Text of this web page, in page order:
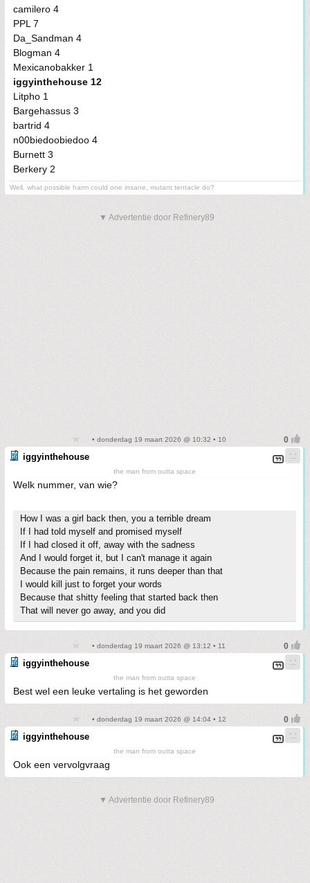
camilero 4
PPL 7
Da_Sandman 4
Blogman 4
Mexicanobakker 1
iggyinthehouse 12
Litpho 1
Bargehassus 3
bartrid 4
n00biedoobiedoo 4
Burnett 3
Berkery 2
Well, what possible harm could one insane, mutant tentacle do?
▼ Advertentie door Refinery89
• donderdag 19 maart 2026 @ 10:32 • 10
iggyinthehouse
the man from outta space
Welk nummer, van wie?
How I was a girl back then, you a terrible dream
If I had told myself and promised myself
If I had closed it off, away with the sadness
And I would forget it, but I can't manage it again
Because the pain remains, it runs deeper than that
I would kill just to forget your words
Because that shitty feeling that started back then
That will never go away, and you did
• donderdag 19 maart 2026 @ 13:12 • 11
iggyinthehouse
the man from outta space
Best wel een leuke vertaling is het geworden
• donderdag 19 maart 2026 @ 14:04 • 12
iggyinthehouse
the man from outta space
Ook een vervolgvraag
▼ Advertentie door Refinery89